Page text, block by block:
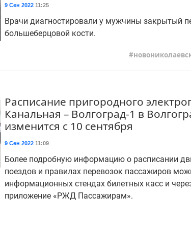
9 Сен 2022 11:25
Врачи диагностировали у мужчины закрытый
большеберцовой кости.
Расписание пригородного
Канальная – Волгоград-1 в
изменится с 10 сентября
9 Сен 2022 11:09
Более подробную информацию о расписании
поездов и правилах перевозок пассажиров
информационных стендах билетных касс и
приложение «РЖД Пассажирам».